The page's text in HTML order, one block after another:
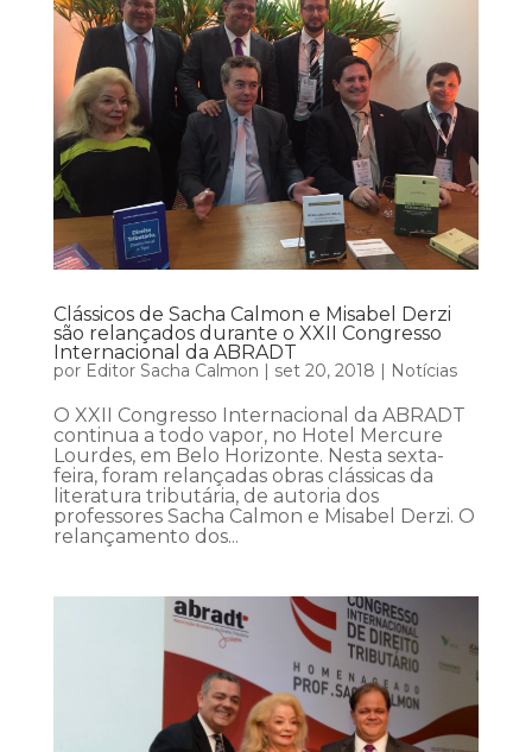
Clássicos de Sacha Calmon e Misabel Derzi
são relançados durante o XXII Congresso
Internacional da ABRADT
por Editor Sacha Calmon | set 20, 2018 | Notícias
O XXII Congresso Internacional da ABRADT
continua a todo vapor, no Hotel Mercure
Lourdes, em Belo Horizonte. Nesta sexta-
feira, foram relançadas obras clássicas da
literatura tributária, de autoria dos
professores Sacha Calmon e Misabel Derzi. O
relançamento dos...